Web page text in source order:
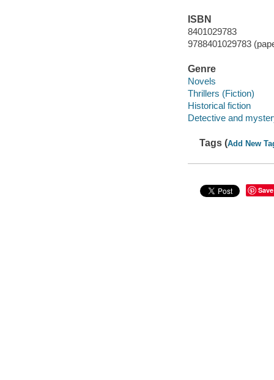
ISBN
8401029783
9788401029783
Genre
Novels
Thrillers (Fiction)
Historical fiction
Detective and
Tags (Add New
Save